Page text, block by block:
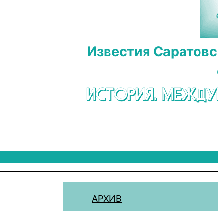
Известия
ИСТОРИЯ.
АРХИВ